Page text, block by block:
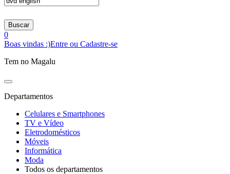
Buscar
0
Boas vindas :)Entre ou Cadastre-se
Tem no Magalu
Departamentos
Celulares e Smartphones
TV e Vídeo
Eletrodomésticos
Móveis
Informática
Moda
Todos os departamentos